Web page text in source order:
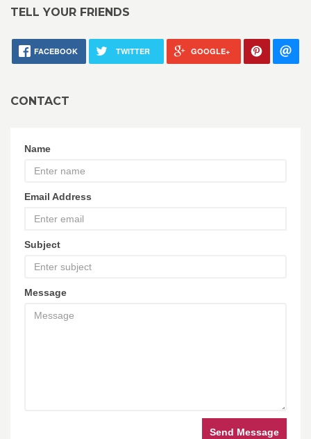
TELL YOUR FRIENDS
FACEBOOK TWITTER GOOGLE+
CONTACT
Name
Email Address
Subject
Message
Send Message